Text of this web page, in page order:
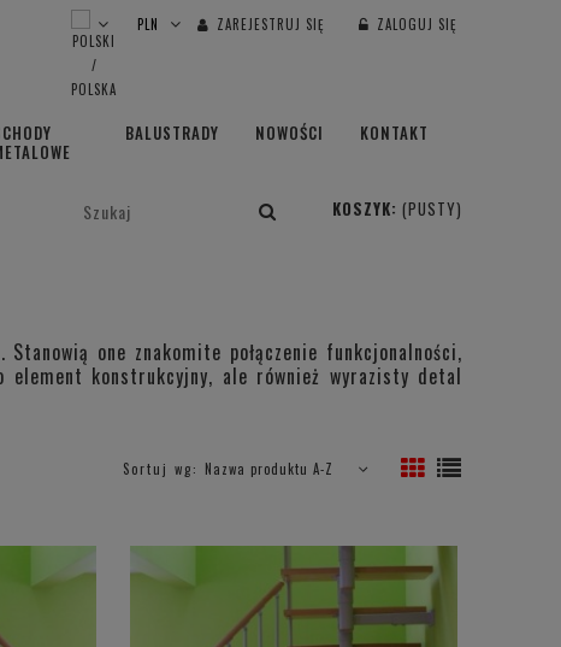
ZAREJESTRUJ SIĘ ZALOGUJ SIĘ
BALUSTRADY NOWOŚCI KONTAKT
KOSZYK: (PUSTY)
one znakomite połączenie funkcjonalności,
konstrukcyjny, ale również wyrazisty detal
Sortuj wg: Nazwa produktu A-Z